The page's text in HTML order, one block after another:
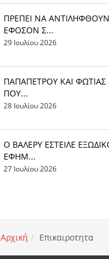
ΠΡΕΠΕΙ ΝΑ
ΕΦΟΣΟΝ Σ...
29 Ιουλίου 2026
ΠΑΠΑΠΕΤΡΟΥ ΚΑΙ
ΠΟΥ...
28 Ιουλίου 2026
Ο ΒΑΛΕΡΥ ΕΣΤΕΙΛΕ
ΕΦΗΜ...
27 Ιουλίου 2026
Αρχική Επικαιροτητα